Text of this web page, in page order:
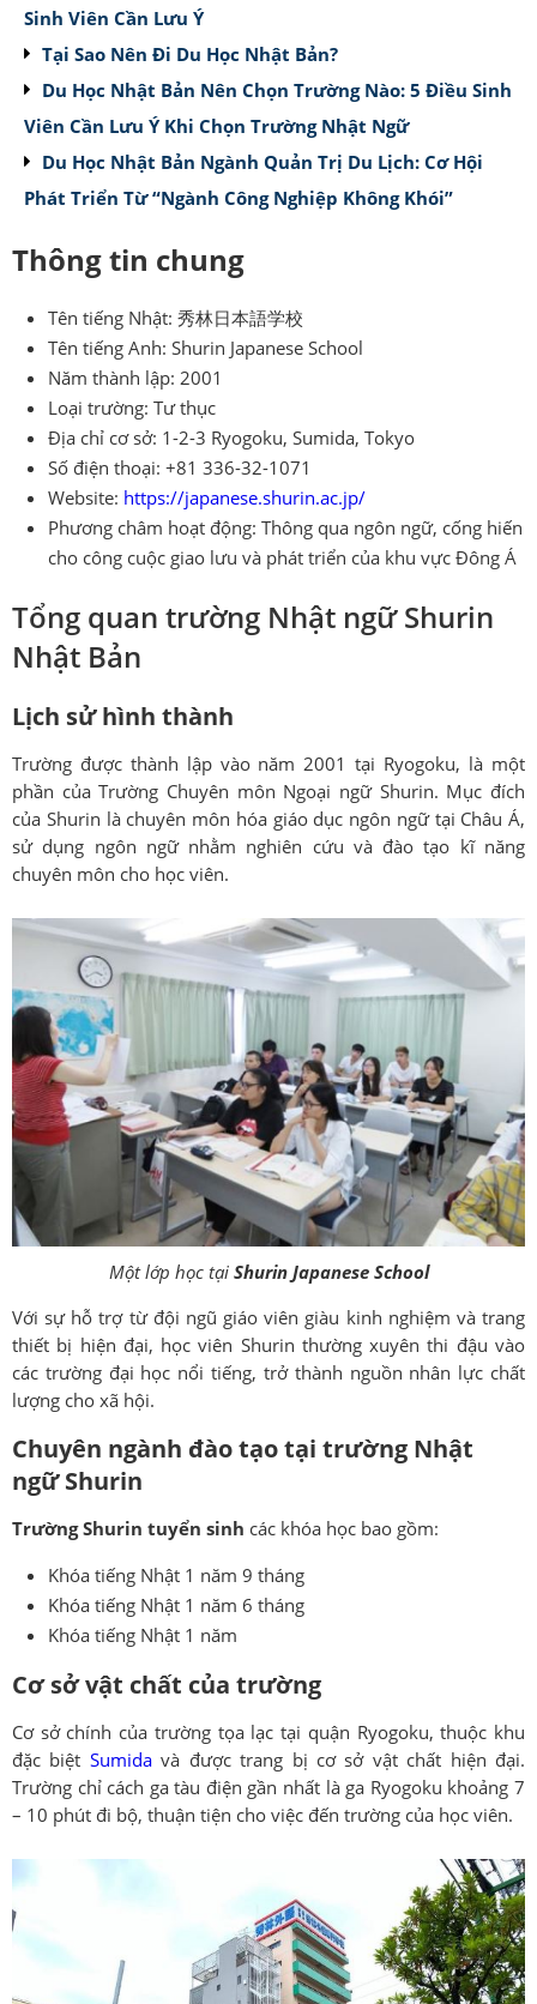
Sinh Viên Cần Lưu Ý
Tại Sao Nên Đi Du Học Nhật Bản?
Du Học Nhật Bản Nên Chọn Trường Nào: 5 Điều Sinh
Viên Cần Lưu Ý Khi Chọn Trường Nhật Ngữ
Du Học Nhật Bản Ngành Quản Trị Du Lịch: Cơ Hội
Phát Triển Từ “Ngành Công Nghiệp Không Khói”
Thông tin chung
Tên tiếng Nhật: 秀林日本語学校
Tên tiếng Anh: Shurin Japanese School
Năm thành lập: 2001
Loại trường: Tư thục
Địa chỉ cơ sở: 1-2-3 Ryogoku, Sumida, Tokyo
Số điện thoại: +81 336-32-1071
Website: https://japanese.shurin.ac.jp/
Phương châm hoạt động: Thông qua ngôn ngữ, cống hiến
cho công cuộc giao lưu và phát triển của khu vực Đông Á
Tổng quan trường Nhật ngữ Shurin
Nhật Bản
Lịch sử hình thành
Trường được thành lập vào năm 2001 tại Ryogoku, là một
phần của Trường Chuyên môn Ngoại ngữ Shurin. Mục đích
của Shurin là chuyên môn hóa giáo dục ngôn ngữ tại Châu Á,
sử dụng ngôn ngữ nhằm nghiên cứu và đào tạo kĩ năng
chuyên môn cho học viên.
Một lớp học tại Shurin Japanese School
Với sự hỗ trợ từ đội ngũ giáo viên giàu kinh nghiệm và trang
thiết bị hiện đại, học viên Shurin thường xuyên thi đậu vào
các trường đại học nổi tiếng, trở thành nguồn nhân lực chất
lượng cho xã hội.
Chuyên ngành đào tạo tại trường Nhật
ngữ Shurin
Trường Shurin tuyển sinh các khóa học bao gồm:
Khóa tiếng Nhật 1 năm 9 tháng
Khóa tiếng Nhật 1 năm 6 tháng
Khóa tiếng Nhật 1 năm
Cơ sở vật chất của trường
Cơ sở chính của trường tọa lạc tại quận Ryogoku, thuộc khu
đặc biệt Sumidavà được trang bị cơ sở vật chất hiện đại.
Trường chỉ cách ga tàu điện gần nhất là ga Ryogoku khoảng 7
– 10 phút đi bộ, thuận tiện cho việc đến trường của học viên.